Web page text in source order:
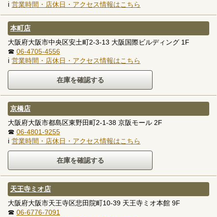
ℹ 営業時間・店休日・アクセス情報はこちら
本町店
大阪府大阪市中央区安土町2-3-13 大阪国際ビルディング 1F
☎ 06-4705-4556
ℹ 営業時間・店休日・アクセス情報はこちら
京橋店
大阪府大阪市都島区東野田町2-1-38 京阪モール 2F
☎ 06-4801-9255
ℹ 営業時間・店休日・アクセス情報はこちら
天王寺ミオ店
大阪府大阪市天王寺区悲田院町10-39 天王寺ミオ本館 9F
☎ 06-6776-7091